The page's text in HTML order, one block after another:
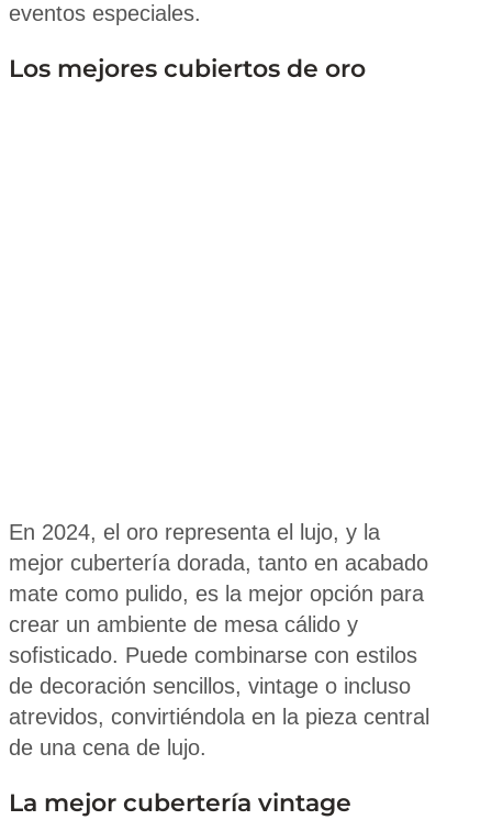
eventos especiales.
Los mejores cubiertos de oro
En 2024, el oro representa el lujo, y la
mejor cubertería dorada, tanto en acabado
mate como pulido, es la mejor opción para
crear un ambiente de mesa cálido y
sofisticado. Puede combinarse con estilos
de decoración sencillos, vintage o incluso
atrevidos, convirtiéndola en la pieza central
de una cena de lujo.
La mejor cubertería vintage